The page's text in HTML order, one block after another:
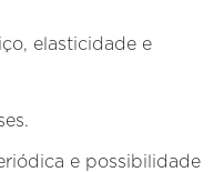
elasticidade e
e possibilidade